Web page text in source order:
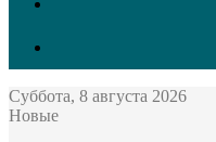
Суббота, 8 августа 2026
Новые